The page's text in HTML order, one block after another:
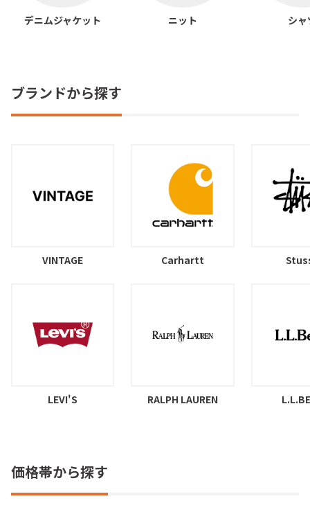
デニムジャケット ニット シャ
ブランドから探す
VINTAGE Carhartt
LEVI'S RALPH LAUREN
価格帯から探す